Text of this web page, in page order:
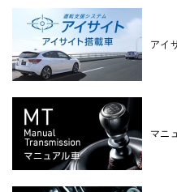
アイ
マニ